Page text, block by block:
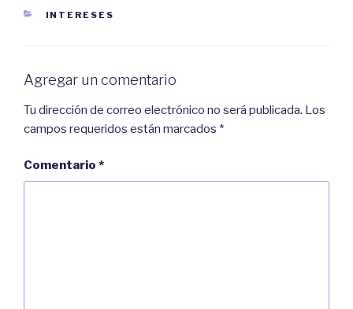
n
a
n
n
a
u
e
v
a
e
n
a
n
t
n
a
n
u
a
)
CATEGORIES
INTERESES
Agregar un comentario
Tu dirección de correo electrónico no será publicada. Los
campos requeridos están marcados *
Comentario *